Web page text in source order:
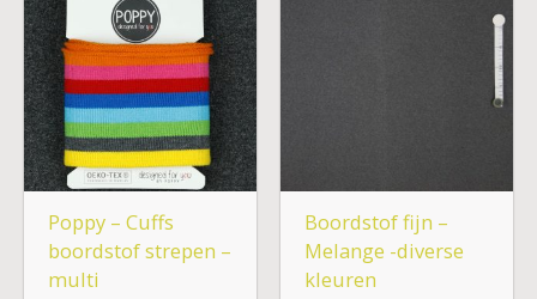
Poppy – Cuffs
boordstof strepen –
multi
Boordstof fijn –
Melange -diverse
kleuren